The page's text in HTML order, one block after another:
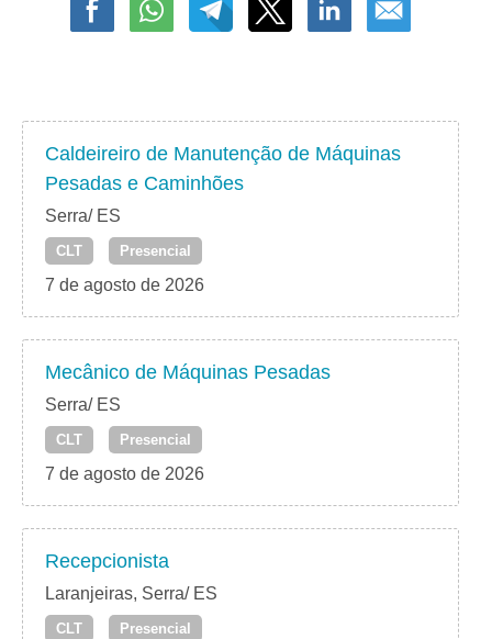
Caldeireiro de Manutenção de Máquinas
Pesadas e Caminhões
Serra/ ES
CLT Presencial
7 de agosto de 2026
Mecânico de Máquinas Pesadas
Serra/ ES
CLT Presencial
7 de agosto de 2026
Recepcionista
Laranjeiras, Serra/ ES
CLT Presencial